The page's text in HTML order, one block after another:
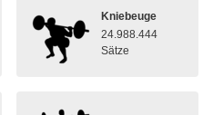
Kniebeuge
24.988.444
Sätze